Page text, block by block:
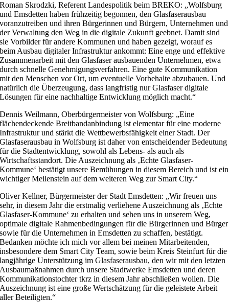
Roman Skrodzki, Referent Landespolitik beim BREKO: „Wolfsburg
und Emsdetten haben frühzeitig begonnen, den Glasfaserausbau
voranzutreiben und ihren Bürgerinnen und Bürgern, Unternehmen und
der Verwaltung den Weg in die digitale Zukunft geebnet. Damit sind
sie Vorbilder für andere Kommunen und haben gezeigt, worauf es
beim Ausbau digitaler Infrastruktur ankommt: Eine enge und effektive
Zusammenarbeit mit den Glasfaser ausbauenden Unternehmen, etwa
durch schnelle Genehmigungsverfahren. Eine gute Kommunikation
mit den Menschen vor Ort, um eventuelle Vorbehalte abzubauen. Und
natürlich die Überzeugung, dass langfristig nur Glasfaser digitale
Lösungen für eine nachhaltige Entwicklung möglich macht.“
Dennis Weilmann, Oberbürgermeister von Wolfsburg: „Eine
flächendeckende Breitbandanbindung ist elementar für eine moderne
Infrastruktur und stärkt die Wettbewerbsfähigkeit einer Stadt. Der
Glasfaserausbau in Wolfsburg ist daher von entscheidender Bedeutung
für die Stadtentwicklung, sowohl als Lebens- als auch als
Wirtschaftsstandort. Die Auszeichnung als ‚Echte Glasfaser-
Kommune‘ bestätigt unsere Bemühungen in diesem Bereich und ist ein
wichtiger Meilenstein auf dem weiteren Weg zur Smart City.“
Oliver Kellner, Bürgermeister der Stadt Emsdetten: „Wir freuen uns
sehr, in diesem Jahr die erstmalig verliehene Auszeichnung als ‚Echte
Glasfaser-Kommune‘ zu erhalten und sehen uns in unserem Weg,
optimale digitale Rahmenbedingungen für die Bürgerinnen und Bürger
sowie für die Unternehmen in Emsdetten zu schaffen, bestätigt.
Bedanken möchte ich mich vor allem bei meinen Mitarbeitenden,
insbesondere dem Smart City Team, sowie beim Kreis Steinfurt für die
langjährige Unterstützung im Glasfaserausbau, den wir mit den letzten
Ausbaumaßnahmen durch unsere Stadtwerke Emsdetten und deren
Kommunikationstochter tkrz in diesem Jahr abschließen wollen. Die
Auszeichnung ist eine große Wertschätzung für die geleistete Arbeit
aller Beteiligten.“